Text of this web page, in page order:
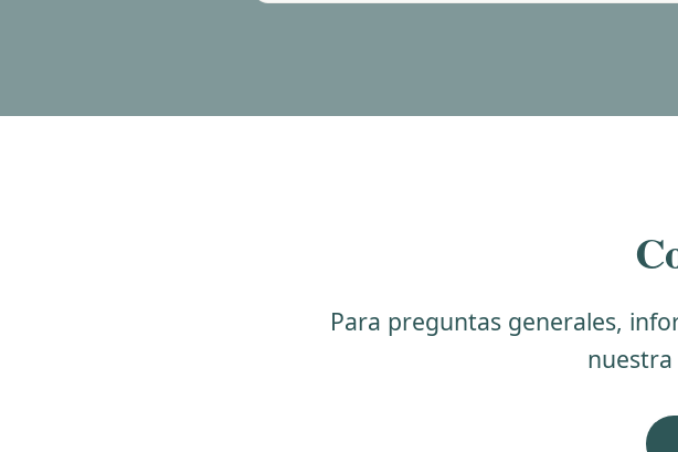
Para preguntas generales,